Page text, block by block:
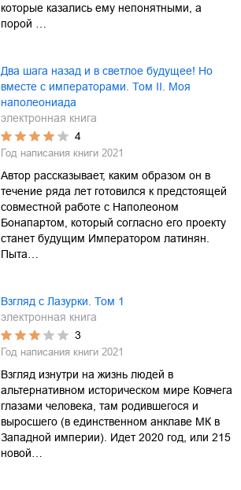
которые казались ему непонятными, а
порой …
Два шага назад и в светлое будущее! Но
вместе с императорами. Том II. Моя
наполеониада
электронная книга
4
Год написания книги 2021
Автор рассказывает, каким образом он в
течение ряда лет готовился к предстоящей
совместной работе с Наполеоном
Бонапартом, который согласно его проекту
станет будущим Императором латинян.
Пыта…
Взгляд с Лазурки. Том 1
электронная книга
3
Год написания книги 2021
Взгляд изнутри на жизнь людей в
альтернативном историческом мире Ковчега
глазами человека, там родившегося и
выросшего (в единственном анклаве МК в
Западной империи). Идет 2020 год, или 215
новой…